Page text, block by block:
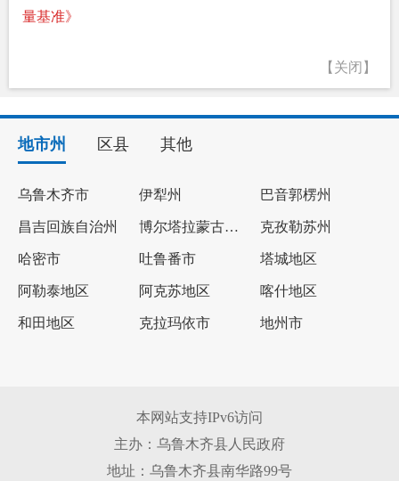
量基准》
【关闭】
地市州 区县 其他
乌鲁木齐市 伊犁州 巴音郭楞州
昌吉回族自治州 博尔塔拉蒙古自治州 克孜勒苏州
哈密市 吐鲁番市 塔城地区
阿勒泰地区 阿克苏地区 喀什地区
和田地区 克拉玛依市 地州市
本网站支持IPv6访问
主办：乌鲁木齐县人民政府
地址：乌鲁木齐县南华路99号